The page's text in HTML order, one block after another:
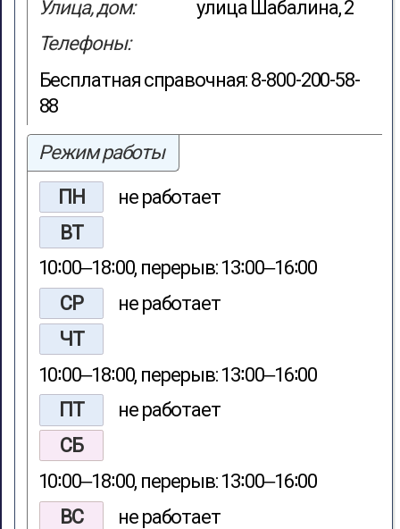
Улица, дом:
улица Шабалина, 2
Телефоны:
Бесплатная справочная: 8-800-200-58-
88
Режим работы
ПН
не работает
ВТ
10∶00‒18∶00, перерыв: 13∶00‒16∶00
СР
не работает
ЧТ
10∶00‒18∶00, перерыв: 13∶00‒16∶00
ПТ
не работает
СБ
10∶00‒18∶00, перерыв: 13∶00‒16∶00
ВС
не работает